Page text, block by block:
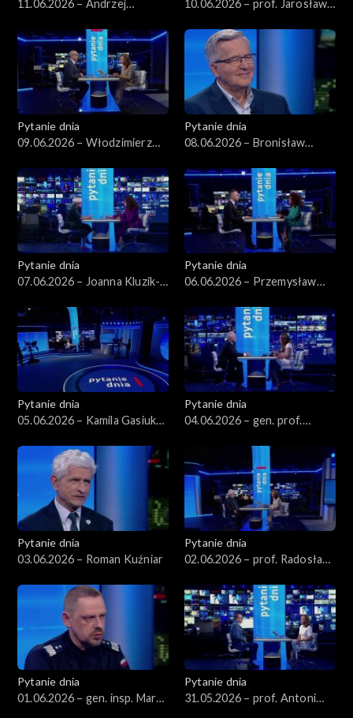
11.06.2026 – Andrzej
10.06.2026 – prof. Jarosław
Pytanie dnia
09.06.2026 – Włodzimierz
Pytanie dnia
08.06.2026 – Bronisław
Pytanie dnia
07.06.2026 – Joanna Kluzik-
Pytanie dnia
06.06.2026 – Przemysław
Pytanie dnia
05.06.2026 – Kamila Gasiuk-
Pytanie dnia
04.06.2026 – gen. prof.
Pytanie dnia
03.06.2026 – Roman Kuźniar
Pytanie dnia
02.06.2026 – prof. Radosław
Pytanie dnia
01.06.2026 – gen. insp. Marek
Pytanie dnia
31.05.2026 – prof. Antoni